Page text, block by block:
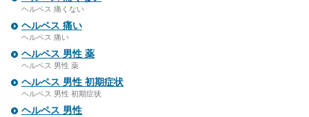
ヘルペス 痛くない
ヘルペス 痛い
ヘルペス 痛い
ヘルペス 男性 薬
ヘルペス 男性 薬
ヘルペス 男性 初期症状
ヘルペス 男性 初期症状
ヘルペス 男性